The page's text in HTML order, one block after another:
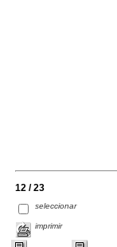
12 / 23
seleccionar
imprimir